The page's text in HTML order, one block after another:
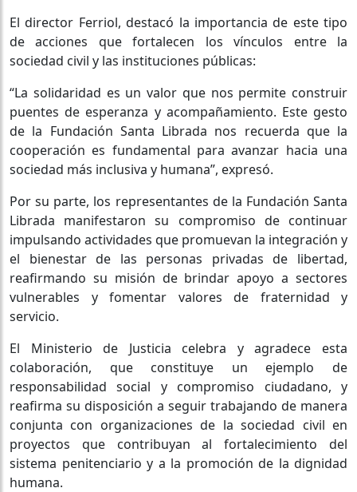
El director Ferriol, destacó la importancia de este tipo
de acciones que fortalecen los vínculos entre la
sociedad civil y las instituciones públicas:
“La solidaridad es un valor que nos permite construir
puentes de esperanza y acompañamiento. Este gesto
de la Fundación Santa Librada nos recuerda que la
cooperación es fundamental para avanzar hacia una
sociedad más inclusiva y humana”, expresó.
Por su parte, los representantes de la Fundación Santa
Librada manifestaron su compromiso de continuar
impulsando actividades que promuevan la integración y
el bienestar de las personas privadas de libertad,
reafirmando su misión de brindar apoyo a sectores
vulnerables y fomentar valores de fraternidad y
servicio.
El Ministerio de Justicia celebra y agradece esta
colaboración, que constituye un ejemplo de
responsabilidad social y compromiso ciudadano, y
reafirma su disposición a seguir trabajando de manera
conjunta con organizaciones de la sociedad civil en
proyectos que contribuyan al fortalecimiento del
sistema penitenciario y a la promoción de la dignidad
humana.